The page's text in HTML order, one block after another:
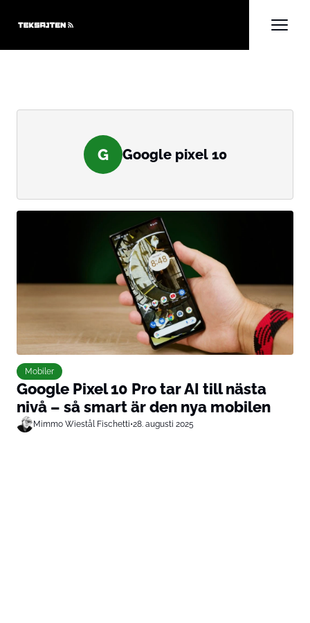
G Google pixel 10
Mobiler
Google Pixel 10 Pro tar AI till nästa
nivå – så smart är den nya mobilen
Mimmo Wiestål Fischetti•28. augusti 2025